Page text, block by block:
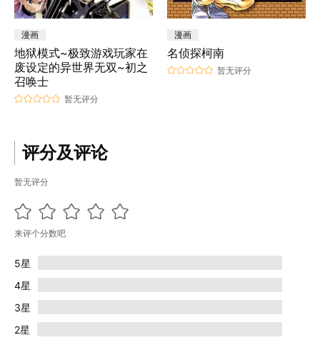
漫画
地狱模式~极致游戏玩家在
废设定的异世界无双~初之
召唤士
暂无评分
漫画
名侦探柯南
暂无评分
评分及评论
暂无评分
来评个分数吧
5星
4星
3星
2星